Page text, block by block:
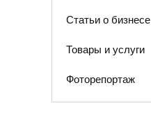
Статьи о бизнесе
Товары и услуги
Фоторепортаж